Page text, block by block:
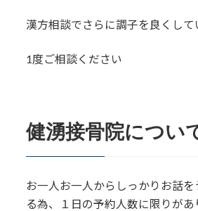
漢方相談でさらに調子を良くして
1度ご相談ください
健湧接骨院につい
お一人お一人からしっかりお話
る為、１日の予約人数に限りがあ